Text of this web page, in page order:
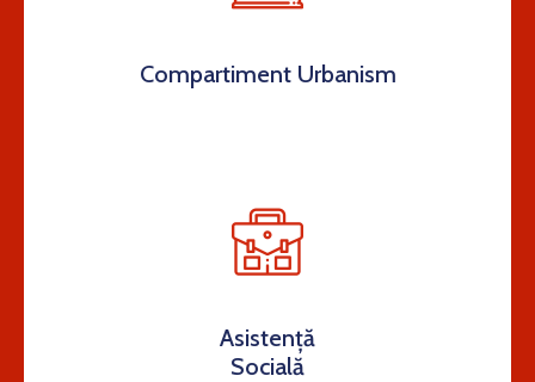
Compartiment Urbanism
Asistență
Socială